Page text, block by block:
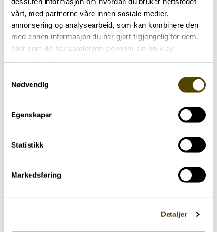
vårt, med partnerne våre innen sosiale medier,
annonsering og analysearbeid, som kan kombinere den
med annen informasjon du har gjort tilgjengelig for dem,
eller som de har samlet inn gjennom din bruk av
Nødvendig
Egenskaper
Statistikk
Markedsføring
Detaljer
AasegårdenVestre Strømkaien 7 (Vis-a-vis
Bergen Storsenter)5008 Bergen
Pris for deltakelse:Møtene er gratis og